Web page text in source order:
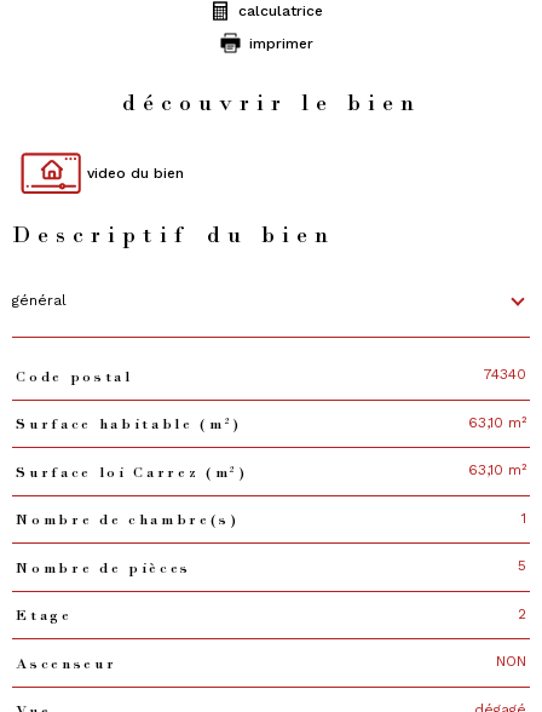
calculatrice
imprimer
découvrir le bien
video du bien
Descriptif du bien
général
TRAD_PAMPERO_Caracteristique
Code postal 74340
Surface habitable (m²) 63,10 m²
Surface loi Carrez (m²) 63,10 m²
Nombre de chambre(s) 1
Nombre de pièces 5
Etage 2
Ascenseur NON